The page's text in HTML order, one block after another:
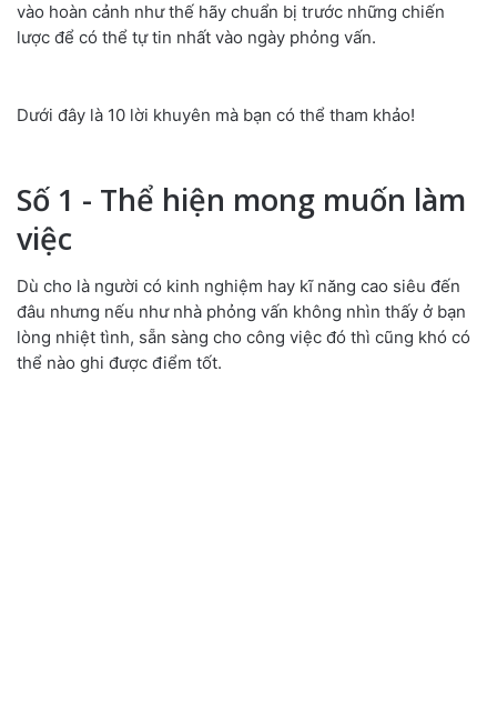
vào hoàn cảnh như thế hãy chuẩn bị trước những chiến
lược để có thể tự tin nhất vào ngày phỏng vấn.
Dưới đây là 10 lời khuyên mà bạn có thể tham khảo!
Số 1 - Thể hiện mong muốn làm
việc
Dù cho là người có kinh nghiệm hay kĩ năng cao siêu đến
đâu nhưng nếu như nhà phỏng vấn không nhìn thấy ở bạn
lòng nhiệt tình, sẵn sàng cho công việc đó thì cũng khó có
thể nào ghi được điểm tốt.